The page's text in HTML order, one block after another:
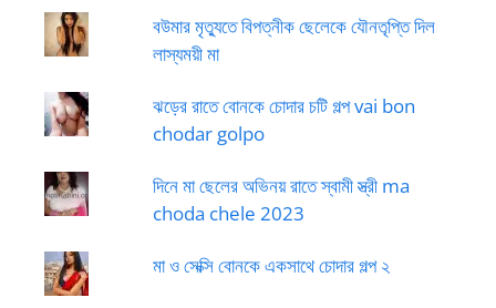
বউমার মৃত্যুতে বিপত্নীক ছেলেকে যৌনতৃপ্তি দিল
লাস্যময়ী মা
ঝড়ের রাতে বোনকে চোদার চটি গল্প vai bon
chodar golpo
দিনে মা ছেলের অভিনয় রাতে স্বামী স্ত্রী ma
choda chele 2023
মা ও সেক্সি বোনকে একসাথে চোদার গল্প ২